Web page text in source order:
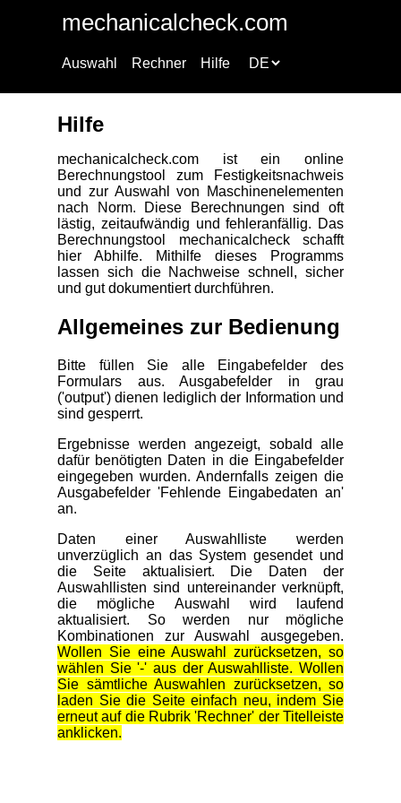
mechanicalcheck.com
Auswahl Rechner Hilfe
Hilfe
mechanicalcheck.com ist ein online
Berechnungstool zum Festigkeitsnachweis
und zur Auswahl von Maschinenelementen
nach Norm. Diese Berechnungen sind oft
lästig, zeitaufwändig und fehleranfällig. Das
Berechnungstool mechanicalcheck schafft
hier Abhilfe. Mithilfe dieses Programms
lassen sich die Nachweise schnell, sicher
und gut dokumentiert durchführen.
Allgemeines zur Bedienung
Bitte füllen Sie alle Eingabefelder des
Formulars aus. Ausgabefelder in grau
('output') dienen lediglich der Information und
sind gesperrt.
Ergebnisse werden angezeigt, sobald alle
dafür benötigten Daten in die Eingabefelder
eingegeben wurden. Andernfalls zeigen die
Ausgabefelder 'Fehlende Eingabedaten an'
an.
Daten einer Auswahlliste werden
unverzüglich an das System gesendet und
die Seite aktualisiert. Die Daten der
Auswahllisten sind untereinander verknüpft,
die mögliche Auswahl wird laufend
aktualisiert. So werden nur mögliche
Kombinationen zur Auswahl ausgegeben.
Wollen Sie eine Auswahl zurücksetzen, so
wählen Sie '-' aus der Auswahlliste. Wollen
Sie sämtliche Auswahlen zurücksetzen, so
laden Sie die Seite einfach neu, indem Sie
erneut auf die Rubrik 'Rechner' der Titelleiste
anklicken.